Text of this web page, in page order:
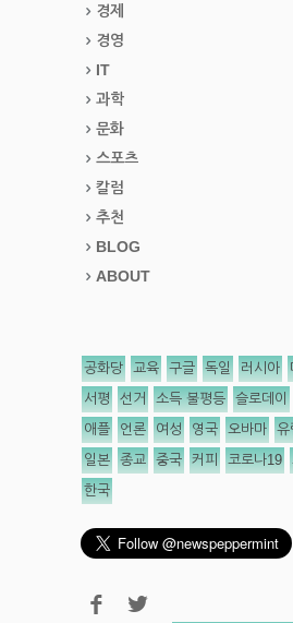
경제
경영
IT
과학
문화
스포츠
칼럼
추천
BLOG
ABOUT
공화당 교육 구글 독일 러시아
서평 선거 소득 불평등 슬로데이
애플 언론 여성 영국 오바마 유
일본 종교 중국 커피 코로나19
한국